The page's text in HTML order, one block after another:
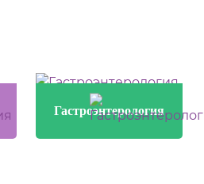
Гастроэнтерология